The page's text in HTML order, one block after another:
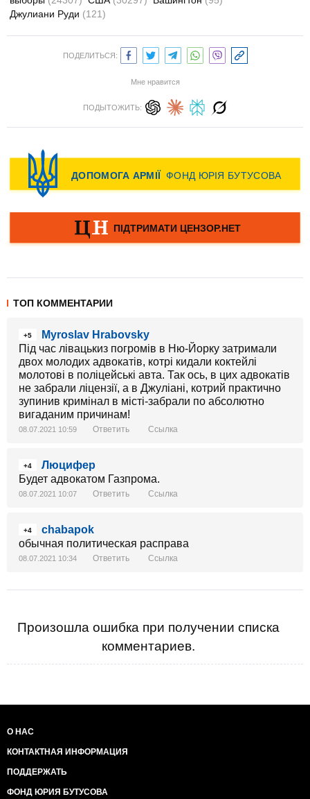
Джулиани Руди (121)
ПОДЕЛИТЬСЯ:
Мне нравится
ПОДЫТОЖИТЬ:
ТОП КОММЕНТАРИИ
+5
Myroslav Hrabovsky
Під час лівацькиз погромів в Ню-Йорку затримали
двох молодих адвокатів, котрі кидали коктейлі
молотові в поліцейські авта. Так ось, в цих адвокатів
не забрали ліцензії, а в Джуліані, котрий практично
зупинив кримінал в місті-забрали по абсолютно
вигаданим причинам!
08.07.2021 10:59 Ответить Ссылка
+4
Люцифер
Будет адвокатом Газпрома.
08.07.2021 10:07 Ответить Ссылка
+4
chabapok
обычная политическая расправа
08.07.2021 10:34 Ответить Ссылка
Произошла ошибка при получении списка
комментариев.
О НАС
КОНТАКТНАЯ ИНФОРМАЦИЯ
ПОДДЕРЖАТЬ
ФОНД ЮРИЯ БУТУСОВА